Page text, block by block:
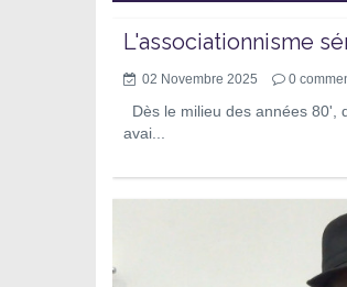
L'associationnisme
02 Novembre 2025 0
Dès le milieu des années 80',
avai...